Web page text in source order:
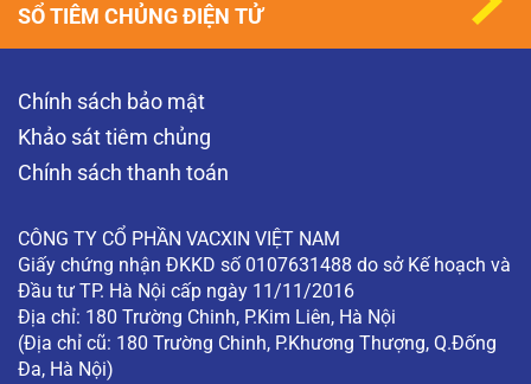
Chính sách bảo mật
Khảo sát tiêm chủng
Chính sách thanh toán
CÔNG TY CỔ PHẦN VACXIN VIỆT NAM
Giấy chứng nhận ĐKKD số 0107631488 do sở Kế hoạch và
Đầu tư TP. Hà Nội cấp ngày 11/11/2016
Địa chỉ: 180 Trường Chinh, P.Kim Liên, Hà Nội
(Địa chỉ cũ: 180 Trường Chinh, P.Khương Thượng, Q.Đống
Đa, Hà Nội)
SỔ TIÊM CHỦNG ĐIỆN TỬ